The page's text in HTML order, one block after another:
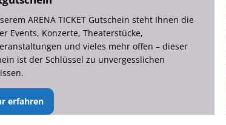
ARENA TICKET Gutschein steht Ihnen die
Events, Konzerte, Theaterstücke,
und vieles mehr offen – dieser
ist der Schlüssel zu unvergesslichen
erfahren